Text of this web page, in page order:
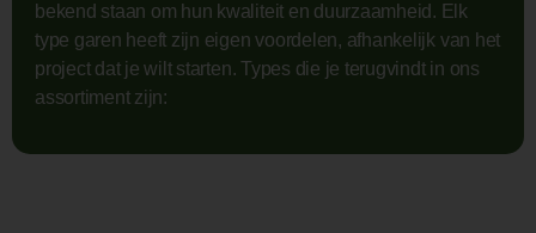
bekend staan om hun kwaliteit en duurzaamheid. Elk
type garen heeft zijn eigen voordelen, afhankelijk van het
project dat je wilt starten. Types die je terugvindt in ons
assortiment zijn: